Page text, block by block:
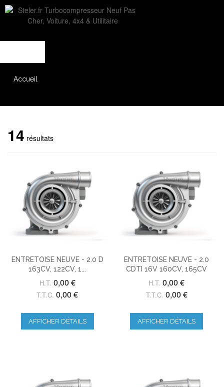
Accueil
14 résultats
ENTRETOISE NEUVE - 2.0 D
163CV, 122CV, 1...
H.T. 0,00 €
T.T.C. 0,00 €
AFFICHER DÉTAILS
ENTRETOISE NEUVE - 2.0
CDTI 16V 160CV, 165CV
H.T. 0,00 €
T.T.C. 0,00 €
AFFICHER DÉTAILS